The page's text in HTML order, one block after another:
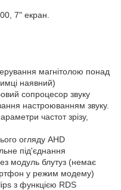
7" екран.
магнітолою понад
наявний)
сопроцесор звуку
настроюванням звуку.
частот зрізу,
огляду AHD
під'єднання
модуль блутуз (немає
у режим модему)
з функцією RDS